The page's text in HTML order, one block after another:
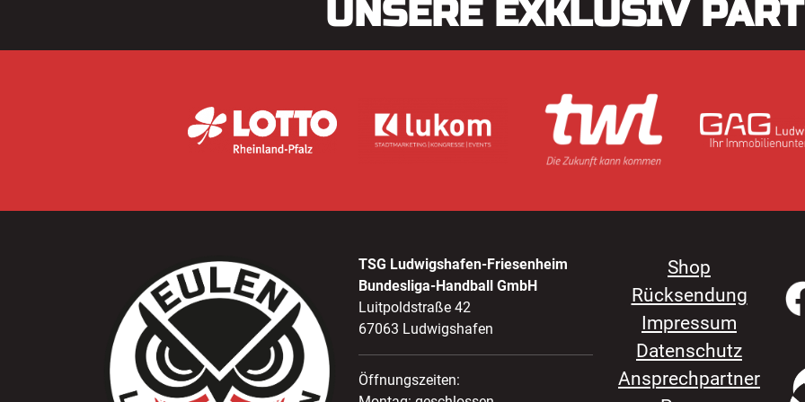
UNSERE EXKLUSIV
TSG Ludwigshafen-Friesenheim
Bundesliga-Handball GmbH
Luitpoldstraße 42
67063 Ludwigshafen
Öffnungszeiten:
Shop
Rücksendung
Impressum
Datenschutz
Ansprechpartner